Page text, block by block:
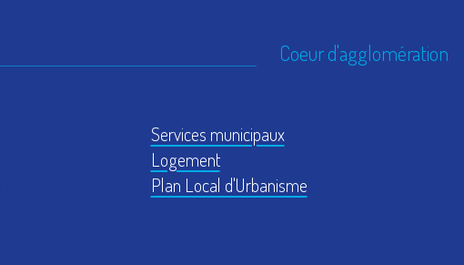
Coeur d'agglomération
Services municipaux
Logement
Plan Local d'Urbanisme